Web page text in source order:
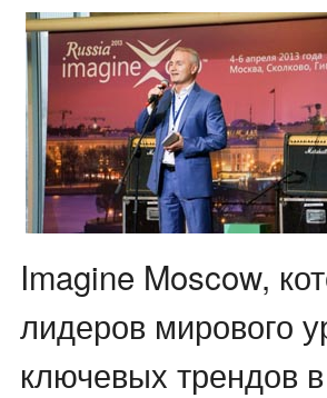
Imagine Moscow,
лидеров мирового
ключевых трендов